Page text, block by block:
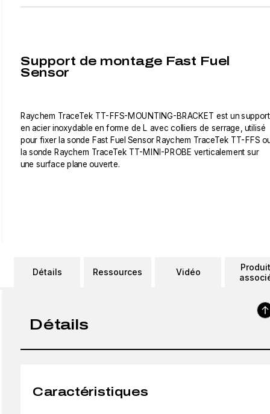
Support de montage Fast Fuel
Sensor
Raychem TraceTek TT-FFS-MOUNTING-BRACKET est un support
en acier inoxydable en forme de L avec colliers de serrage, utilisé
pour fixer la sonde Fast Fuel Sensor Raychem TraceTek TT-FFS
la sonde Raychem TraceTek TT-MINI-PROBE verticalement sur
une surface plane ouverte.
Détails Ressources Vidéo
Détails
Caractéristiques